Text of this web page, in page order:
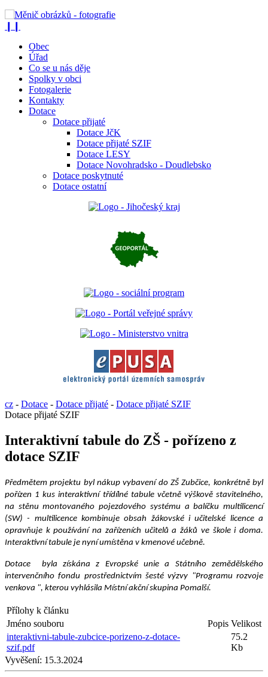
Obec
Úřad
Co se u nás děje
Spolky v obci
Fotogalerie
Kontakty
Dotace
Dotace přijaté
Dotace JčK
Dotace přijaté SZIF
Dotace LESY
Dotace Novohradsko - Doudlebsko
Dotace poskytnuté
Dotace ostatní
cz - Dotace - Dotace přijaté - Dotace přijaté SZIF
Dotace přijaté SZIF
Interaktivní tabule do ZŠ - pořízeno z
dotace SZIF
Předmětem projektu byl nákup vybavení do ZŠ Zubčice, konkrétně byl
pořízen 1 kus interaktivní třídílné tabule včetně výškově stavitelného,
na stěnu montovaného pojezdového systému a balíčku multilicencí
(SW) - multilicence kombinuje obsah žákovské i učitelské licence a
opravňuje k používání na zařízeních učitelů a žáků ve škole i doma.
Interaktivní tabule je nyní umístěna v kmenové učebně.
Dotace byla získána z Evropské unie a Státního zemědělského
intervenčního fondu prostřednictvím šesté výzvy "Programu rozvoje
venkova ", kterou vyhlásila Místní akční skupina Pomalší.
Přílohy k článku
Jméno souboru
Popis Velikost
interaktivni-tabule-zubcice-porizeno-z-dotace-
szif.pdf
75.2
Kb
Vyvěšení: 15.3.2024